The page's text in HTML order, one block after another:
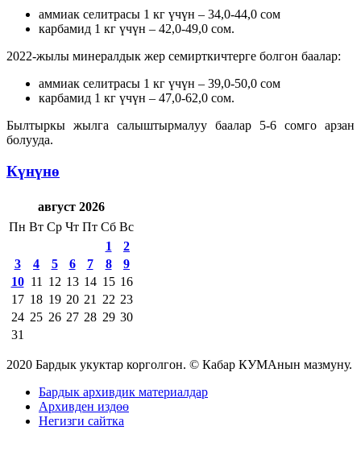
аммиак селитрасы 1 кг үчүн – 34,0-44,0 сом
карбамид 1 кг үчүн – 42,0-49,0 сом.
2022-жылы минералдык жер семирткичтерге болгон баалар:
аммиак селитрасы 1 кг үчүн – 39,0-50,0 сом
карбамид 1 кг үчүн – 47,0-62,0 сом.
Былтыркы жылга салыштырмалуу баалар 5-6 сомго арзан
болууда.
Күнүнө
август 2026
Пн Вт Ср Чт Пт Сб Вс
1
2
3
4 5 6 7 8
9
10 11 12 13 14 15 16
17 18 19 20 21 22 23
24 25 26 27 28 29 30
31
2020 Бардык укуктар корголгон. © Кабар КУМАнын мазмуну.
Бардык архивдик материалдар
Архивден издөө
Негизги сайтка